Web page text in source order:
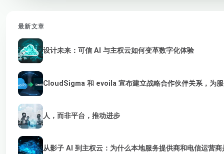
最新文章
设计未来：可信 AI 与主权云如何变革数字化体验
CloudSigma 和 evoila 宣布建立战略合作伙伴关系，为
人，而非平台，推动进步
从影子 AI 到主权云：为什么本地服务提供商和电信运营